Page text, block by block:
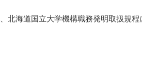
北海道国立大学機構職務発明取扱規程